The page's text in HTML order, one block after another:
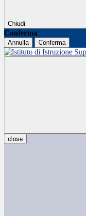
Chiudi
Conferma
Annulla Conferma
close